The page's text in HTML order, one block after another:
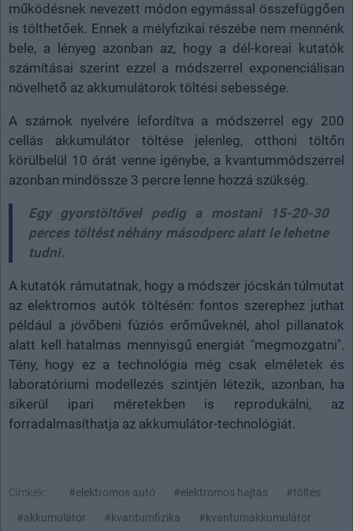
működésnek nevezett módon egymással összefüggően
is tölthetőek. Ennek a mélyfizikai részébe nem mennénk
bele, a lényeg azonban az, hogy a dél-koreai kutatók
számításai szerint ezzel a módszerrel exponenciálisan
növelhető az akkumulátorok töltési sebessége.
A számok nyelvére lefordítva a módszerrel egy 200
cellás akkumulátor töltése jelenleg, otthoni töltőn
körülbelül 10 órát venne igénybe, a kvantummódszerrel
azonban mindössze 3 percre lenne hozzá szükség.
Egy gyorstöltővel pedig a mostani 15-20-30
perces töltést néhány másodperc alatt le lehetne
tudni.
A kutatók rámutatnak, hogy a módszer jócskán túlmutat
az elektromos autók töltésén: fontos szerephez juthat
például a jövőbeni fúziós erőműveknél, ahol pillanatok
alatt kell hatalmas mennyisgű energiát "megmozgatni".
Tény, hogy ez a technológia még csak elméletek és
laboratóriumi modellezés szintjén létezik, azonban, ha
sikerül ipari méretekben is reprodukálni, az
forradalmasíthatja az akkumulátor-technológiát.
Címkék: #elektromos autó #elektromos hajtás
#töltés
#akkumulátor
#kvantumfizika #kvantumakkumulátor